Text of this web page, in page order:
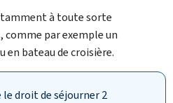
à toute sorte
comme par exemple un
en bateau de croisière.
droit de séjourner 2